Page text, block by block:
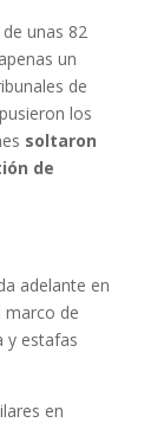
unas 82
un
de
los
soltaron
de
adelante en
marco de
y estafas
en